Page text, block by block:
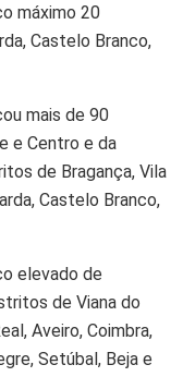
máximo 20
Castelo Branco,
mais de 90
e Centro e da
de Bragança, Vila
Castelo Branco,
elevado de
de Viana do
Aveiro, Coimbra,
Setúbal, Beja e